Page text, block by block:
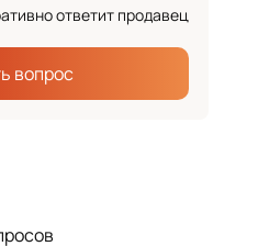
ответит продавец
вопрос